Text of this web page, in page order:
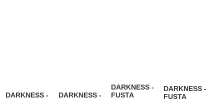
DARKNESS - DARKNESS -
DARKNESS -
FUSTA
DARKNESS -
FUSTA